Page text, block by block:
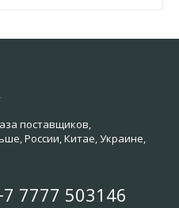
поставщиков,
России, Китае, Украине,
7777 503146